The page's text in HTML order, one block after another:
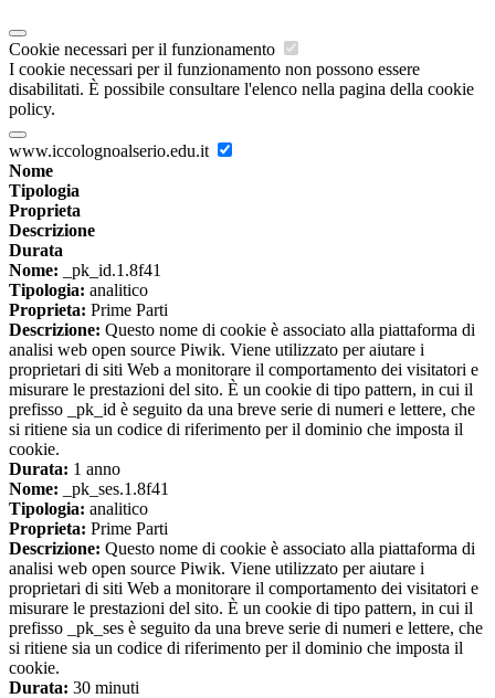
Cookie necessari per il funzionamento
I cookie necessari per il funzionamento non possono essere
disabilitati. È possibile consultare l'elenco nella pagina della cookie
policy.
www.iccolognoalserio.edu.it
Nome
Tipologia
Proprieta
Descrizione
Durata
Nome: _pk_id.1.8f41
Tipologia: analitico
Proprieta: Prime Parti
Descrizione: Questo nome di cookie è associato alla piattaforma di
analisi web open source Piwik. Viene utilizzato per aiutare i
proprietari di siti Web a monitorare il comportamento dei visitatori e
misurare le prestazioni del sito. È un cookie di tipo pattern, in cui il
prefisso _pk_id è seguito da una breve serie di numeri e lettere, che
si ritiene sia un codice di riferimento per il dominio che imposta il
cookie.
Durata: 1 anno
Nome: _pk_ses.1.8f41
Tipologia: analitico
Proprieta: Prime Parti
Descrizione: Questo nome di cookie è associato alla piattaforma di
analisi web open source Piwik. Viene utilizzato per aiutare i
proprietari di siti Web a monitorare il comportamento dei visitatori e
misurare le prestazioni del sito. È un cookie di tipo pattern, in cui il
prefisso _pk_ses è seguito da una breve serie di numeri e lettere, che
si ritiene sia un codice di riferimento per il dominio che imposta il
cookie.
Durata: 30 minuti